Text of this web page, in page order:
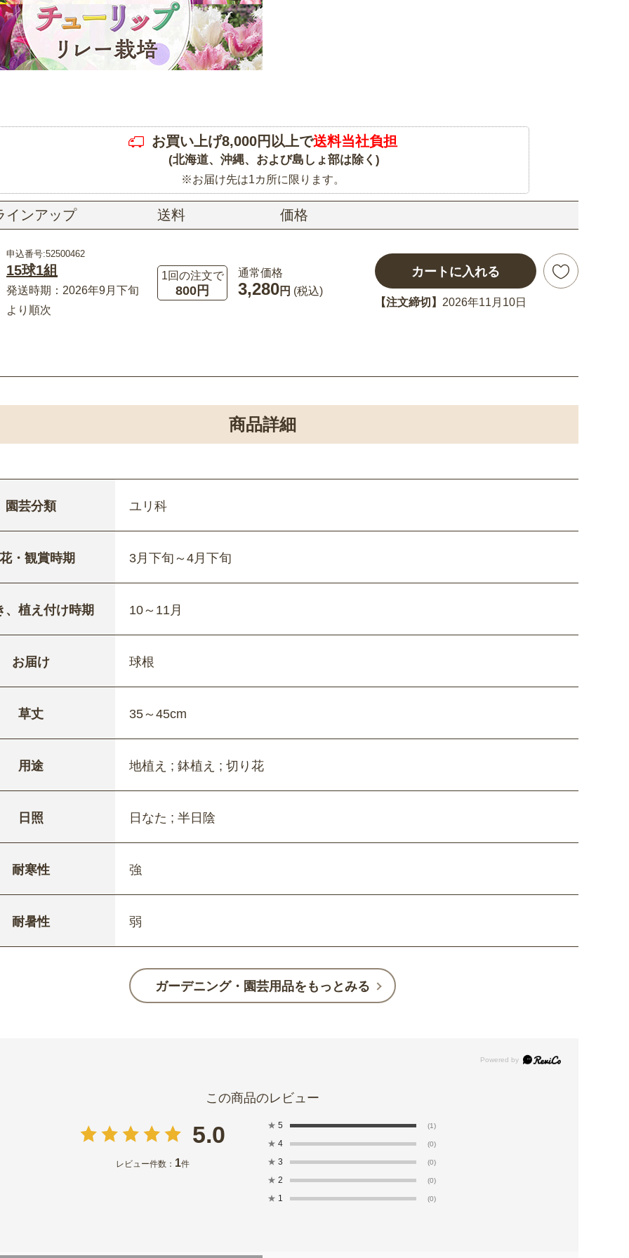
お買い上げ8,000円以上で送料当社負担
(北海道、沖縄、および島しょ部は除く)
※お届け先は1カ所に限ります。
インアップ 送料 価格
申込番号:52500462
15球1組
発送時期：2026年9月下旬
より順次
1回の注文で
800円
通常価格
3,280円 (税込)
カートに入れる
【注文締切】 2026年11月10日
商品詳細
園芸分類 ユリ科
・観賞時期 3月下旬～4月下旬
、植え付け時期 10～11月
お届け 球根
草丈 35～45cm
用途 地植え ; 鉢植え ; 切り花
日照 日なた ; 半日陰
耐寒性 強
耐暑性 弱
ガーデニング・園芸用品をもっとみる
5.0
レビュー件数： 1件
★ 5 (1)
★ 4 (0)
★ 3 (0)
★ 2 (0)
★ 1 (0)